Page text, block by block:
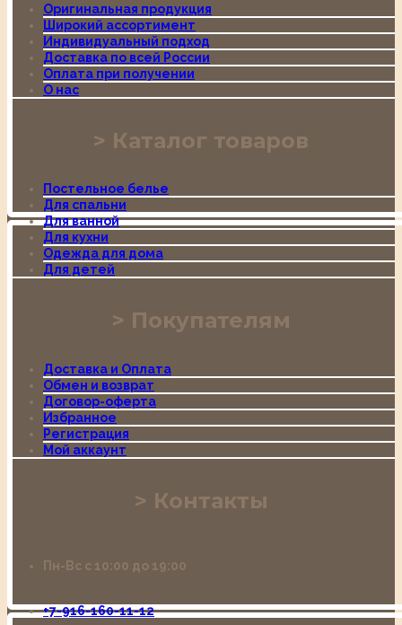
Оригинальная продукция
Широкий ассортимент
Индивидуальный подход
Доставка по всей России
Оплата при получении
О нас
Каталог товаров
Постельное белье
Для спальни
Для ванной
Для кухни
Одежда для дома
Для детей
Покупателям
Доставка и Оплата
Обмен и возврат
Договор-оферта
Избранное
Регистрация
Мой аккаунт
Контакты
Пн-Вс с 10:00 до 19:00
+7-916-160-11-12